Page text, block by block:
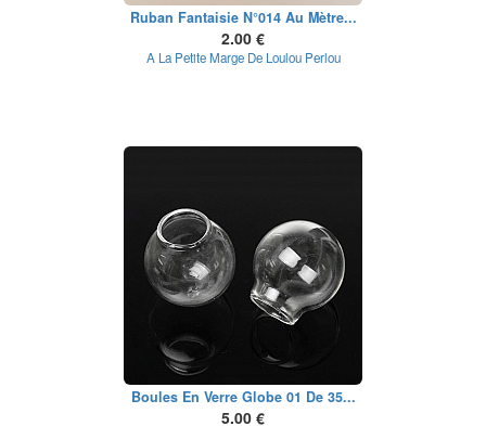
Ruban Fantaisie N°014 Au Mètre...
2.00 €
A La Petite Marge De Loulou Perlou
Boules En Verre Globe 01 De 35...
5.00 €